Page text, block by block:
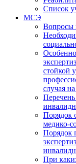
Список
МСЭ
Вопросы
стойкой
случая
Порядок
медико-
Порядок
При